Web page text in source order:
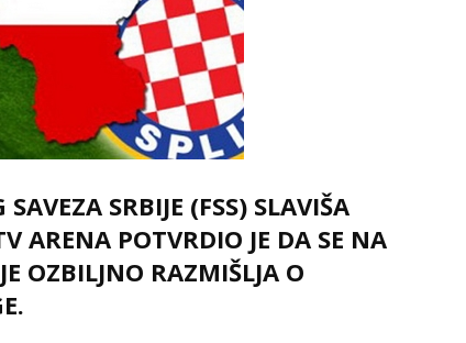
SRBIJE (FSS) SLAVIŠA
ARENA POTVRDIO JE DA SE NA
OZBILJNO RAZMIŠLJA O